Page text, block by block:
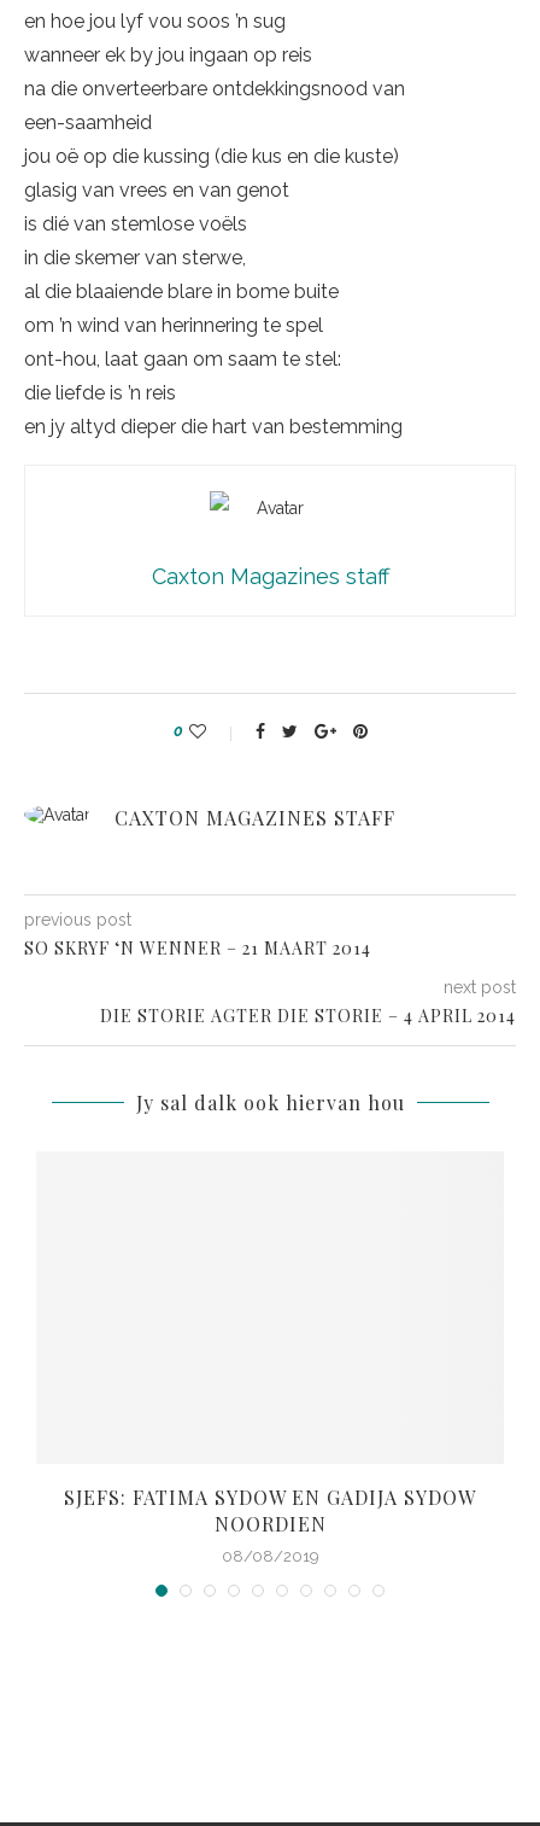
en hoe jou lyf vou soos ’n sug
wanneer ek by jou ingaan op reis
na die onverteerbare ontdekkingsnood van
een-saamheid
jou oë op die kussing (die kus en die kuste)
glasig van vrees en van genot
is dié van stemlose voëls
in die skemer van sterwe,
al die blaaiende blare in bome buite
om ’n wind van herinnering te spel
ont-hou, laat gaan om saam te stel:
die liefde is ’n reis
en jy altyd dieper die hart van bestemming
Caxton Magazines staff
0
CAXTON MAGAZINES STAFF
previous post
SO SKRYF ‘N WENNER – 21 MAART 2014
next post
DIE STORIE AGTER DIE STORIE – 4 APRIL 2014
Jy sal dalk ook hiervan hou
SJEFS: FATIMA SYDOW EN GADIJA SYDOW
NOORDIEN
08/08/2019